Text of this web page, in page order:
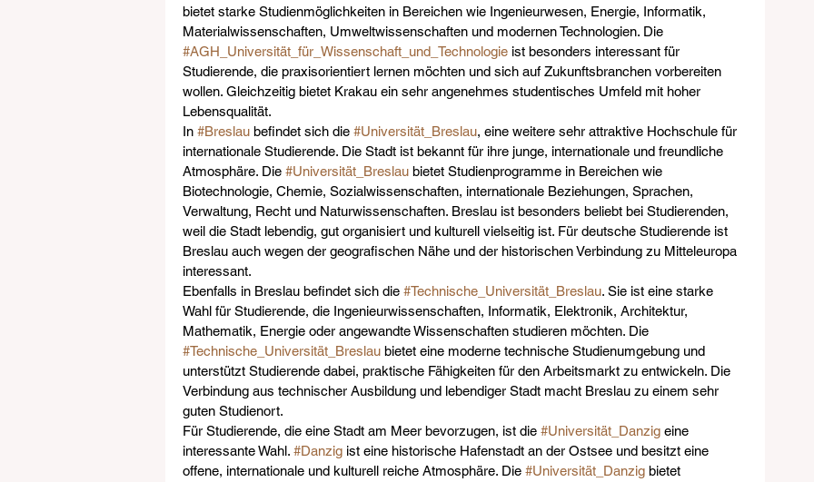
bietet starke Studienmöglichkeiten in Bereichen wie Ingenieurwesen, Energie, Informatik,
Materialwissenschaften, Umweltwissenschaften und modernen Technologien. Die
#AGH_Universität_für_Wissenschaft_und_Technologie ist besonders interessant für
Studierende, die praxisorientiert lernen möchten und sich auf Zukunftsbranchen vorbereiten
wollen. Gleichzeitig bietet Krakau ein sehr angenehmes studentisches Umfeld mit hoher
Lebensqualität.
In #Breslau befindet sich die #Universität_Breslau, eine weitere sehr attraktive Hochschule für
internationale Studierende. Die Stadt ist bekannt für ihre junge, internationale und freundliche
Atmosphäre. Die #Universität_Breslau bietet Studienprogramme in Bereichen wie
Biotechnologie, Chemie, Sozialwissenschaften, internationale Beziehungen, Sprachen,
Verwaltung, Recht und Naturwissenschaften. Breslau ist besonders beliebt bei Studierenden,
weil die Stadt lebendig, gut organisiert und kulturell vielseitig ist. Für deutsche Studierende ist
Breslau auch wegen der geografischen Nähe und der historischen Verbindung zu Mitteleuropa
interessant.
Ebenfalls in Breslau befindet sich die #Technische_Universität_Breslau. Sie ist eine starke
Wahl für Studierende, die Ingenieurwissenschaften, Informatik, Elektronik, Architektur,
Mathematik, Energie oder angewandte Wissenschaften studieren möchten. Die
#Technische_Universität_Breslau bietet eine moderne technische Studienumgebung und
unterstützt Studierende dabei, praktische Fähigkeiten für den Arbeitsmarkt zu entwickeln. Die
Verbindung aus technischer Ausbildung und lebendiger Stadt macht Breslau zu einem sehr
guten Studienort.
Für Studierende, die eine Stadt am Meer bevorzugen, ist die #Universität_Danzig eine
interessante Wahl. #Danzig ist eine historische Hafenstadt an der Ostsee und besitzt eine
offene, internationale und kulturell reiche Atmosphäre. Die #Universität_Danzig bietet